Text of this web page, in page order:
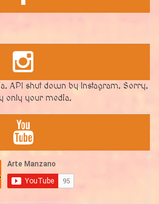
API shut down by Instagram. Sorry.
only your media.